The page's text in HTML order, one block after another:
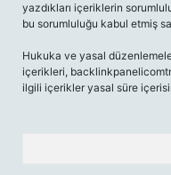
yazdıkları içeriklerin
bu sorumluluğu kabul etmiş
Hukuka ve yasal
içerikleri,
ilgili içerikler yasal süre